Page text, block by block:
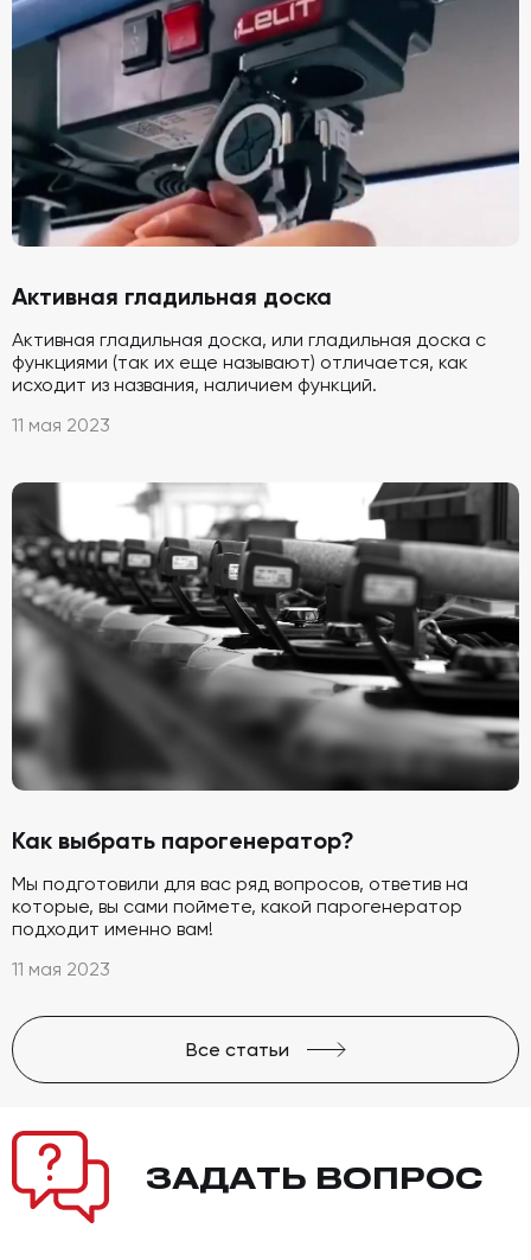
Все статьи
Активная гладильная доска
Активная гладильная доска, или гладильная доска с
функциями (так их еще называют) отличается, как
исходит из названия, наличием функций.
11 мая 2023
Как выбрать парогенератор?
Мы подготовили для вас ряд вопросов, ответив на
которые, вы сами поймете, какой парогенератор
подходит именно вам!
11 мая 2023
ЗАДАТЬ ВОПРОС